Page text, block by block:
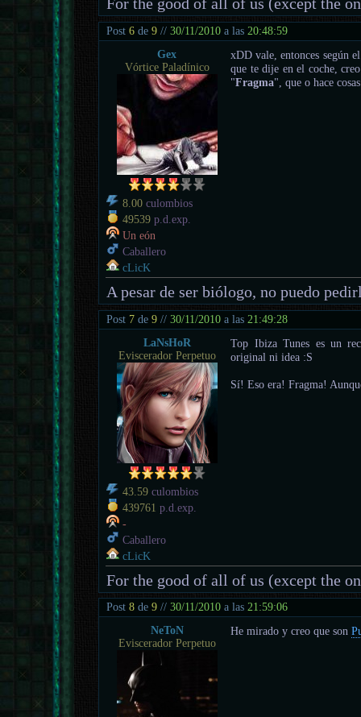
Post6 de9 //30/11/2010 a las 20:48:59
Gex
Vórtice Paladínico
8.00 culombios
49539 p.d.exp.
Un eón
Caballero
cLicK
xDD vale, entonces según
que te dije en el coche,
"Fragma", que o hace
A pesar de ser biólogo, no puedo
Post 7 de9 //30/11/2010 a las 21:49:28
LaNsHoR
Eviscerador Perpetuo
43.59 culombios
439761 p.d.exp.
-
Caballero
cLicK
Top Ibiza Tunes es un
original ni idea :S
Sí! Eso era! Fragma!
For the good of all of us (except the
Post8 de9 //30/11/2010 a las21:59:06
NeToN
Eviscerador Perpetuo
He mirado y creo que son